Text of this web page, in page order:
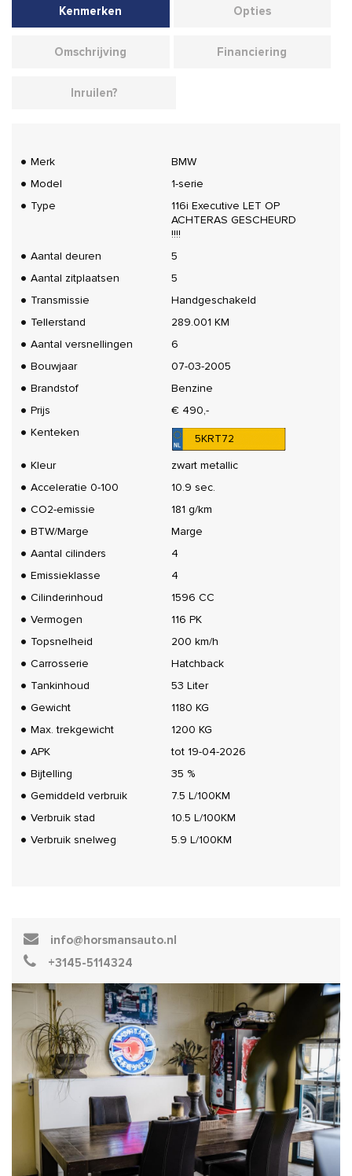
Kenmerken Opties
Omschrijving Financiering
Inruilen?
Merk
BMW
Model
1-serie
Type
116i Executive LET OP
ACHTERAS GESCHEURD
!!!!
Aantal deuren
5
Aantal zitplaatsen
5
Transmissie
Handgeschakeld
Tellerstand
289.001 KM
Aantal versnellingen
6
Bouwjaar
07-03-2005
Brandstof
Benzine
Prijs
€ 490,-
Kenteken
5KRT72
Kleur
zwart metallic
Acceleratie 0-100
10.9 sec.
CO2-emissie
181 g/km
BTW/Marge
Marge
Aantal cilinders
4
Emissieklasse
4
Cilinderinhoud
1596 CC
Vermogen
116 PK
Topsnelheid
200 km/h
Carrosserie
Hatchback
Tankinhoud
53 Liter
Gewicht
1180 KG
Max. trekgewicht
1200 KG
APK
tot 19-04-2026
Bijtelling
35 %
Gemiddeld verbruik
7.5 L/100KM
Verbruik stad
10.5 L/100KM
Verbruik snelweg
5.9 L/100KM
info@horsmansauto.nl
+3145-5114324